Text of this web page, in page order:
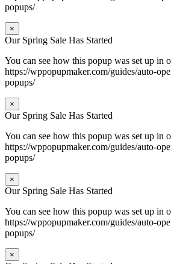
popups/
×
Our Spring Sale Has Started
You can see how this popup was set up in
https://wppopupmaker.com/guides/auto-
popups/
×
Our Spring Sale Has Started
You can see how this popup was set up in
https://wppopupmaker.com/guides/auto-
popups/
×
Our Spring Sale Has Started
You can see how this popup was set up in
https://wppopupmaker.com/guides/auto-
popups/
×